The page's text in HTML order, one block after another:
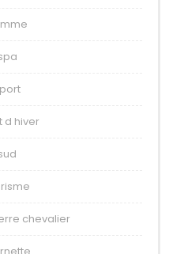
d hiver
chevalier